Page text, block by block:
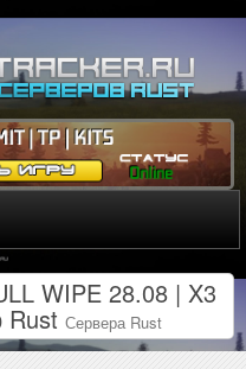
WIPE 28.08 | X3
Rust Сервера Rust